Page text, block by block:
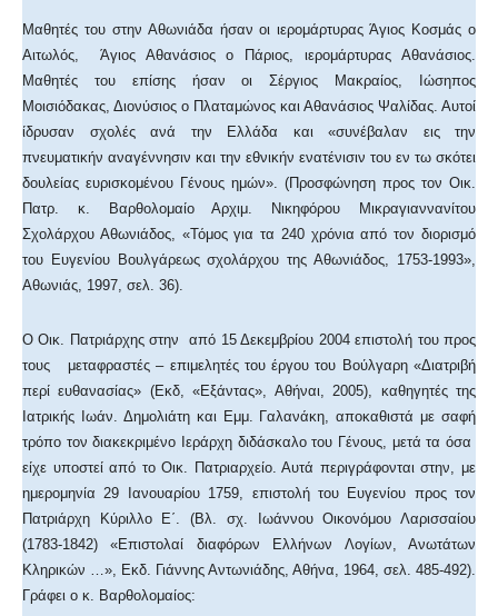
Μαθητές του στην Αθωνιάδα ήσαν οι ιερομάρτυρας Άγιος Κοσμάς ο
Αιτωλός, Άγιος Αθανάσιος ο Πάριος, ιερομάρτυρας Αθανάσιος.
Μαθητές του επίσης ήσαν οι Σέργιος Μακραίος, Ιώσηπος
Μοισιόδακας, Διονύσιος ο Πλαταμώνος και Αθανάσιος Ψαλίδας. Αυτοί
ίδρυσαν σχολές ανά την Ελλάδα και «συνέβαλαν εις την
πνευματικήν αναγέννησιν και την εθνικήν ενατένισιν του εν τω σκότει
δουλείας ευρισκομένου Γένους ημών». (Προσφώνηση προς τον Οικ.
Πατρ. κ. Βαρθολομαίο Αρχιμ. Νικηφόρου Μικραγιαννανίτου
Σχολάρχου Αθωνιάδος, «Τόμος για τα 240 χρόνια από τον διορισμό
του Ευγενίου Βουλγάρεως σχολάρχου της Αθωνιάδος, 1753-1993»,
Αθωνιάς, 1997, σελ. 36).
Ο Οικ. Πατριάρχης στην από 15 Δεκεμβρίου 2004 επιστολή του προς
τους μεταφραστές – επιμελητές του έργου του Βούλγαρη «Διατριβή
περί ευθανασίας» (Εκδ, «Εξάντας», Αθήναι, 2005), καθηγητές της
Ιατρικής Ιωάν. Δημολιάτη και Εμμ. Γαλανάκη, αποκαθιστά με σαφή
τρόπο τον διακεκριμένο Ιεράρχη διδάσκαλο του Γένους, μετά τα όσα
είχε υποστεί από το Οικ. Πατριαρχείο. Αυτά περιγράφονται στην, με
ημερομηνία 29 Ιανουαρίου 1759, επιστολή του Ευγενίου προς τον
Πατριάρχη Κύριλλο Ε΄. (Βλ. σχ. Ιωάννου Οικονόμου Λαρισσαίου
(1783-1842) «Επιστολαί διαφόρων Ελλήνων Λογίων, Ανωτάτων
Κληρικών …», Εκδ. Γιάννης Αντωνιάδης, Αθήνα, 1964, σελ. 485-492).
Γράφει ο κ. Βαρθολομαίος: